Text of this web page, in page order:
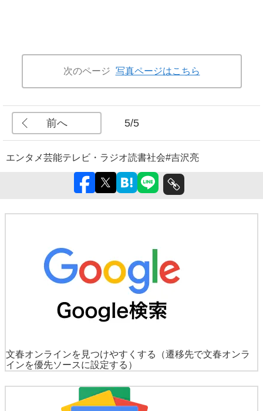
次のページ 写真ページはこちら
前へ 5/5
エンタメ芸能テレビ・ラジオ読書社会#吉沢亮
文春オンラインを見つけやすくする
（遷移先で文春オンラ
インを優先ソースに設定する）